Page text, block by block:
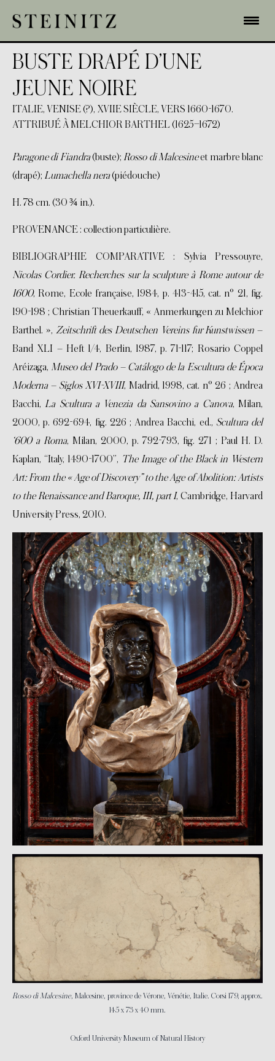
BUSTE DRAPÉ D’UNE
JEUNE NOIRE
ITALIE, VENISE (?), XVIIE SIÈCLE, VERS 1660-1670.
ATTRIBUÉ À MELCHIOR BARTHEL (1625–1672)
Paragone di Fiandra(buste); Rosso di Malcesineet marbre blanc
(drapé); Lumachella nera(piédouche)
H. 78 cm. (30 ¾ in.).
PROVENANCE : collection particulière.
BIBLIOGRAPHIE COMPARATIVE : Sylvia Pressouyre,
Nicolas Cordier. Recherches sur la sculpture à Rome autour de
1600, Rome, Ecole française, 1984, p. 413-415, cat. n° 21, fig.
190-198 ; Christian Theuerkauff, « Anmerkungen zu Melchior
Barthel. », Zeitschrift des Deutschen Vereins fur Kunstwissen –
Band XLI – Heft 1/4, Berlin, 1987, p. 71-117; Rosario Coppel
Aréizaga, Museo del Prado – Catálogo de la Escultura de Época
Moderna – Siglos XVI-XVIII, Madrid, 1998, cat. n° 26 ; Andrea
Bacchi, La Scultura a Venezia da Sansovino a Canova, Milan,
2000, p. 692-694, fig. 226 ; Andrea Bacchi, ed., Scultura del
‘600 a Roma, Milan, 2000, p. 792-793, fig. 271 ; Paul H. D.
Kaplan, “Italy, 1490-1700”, The Image of the Black in Western
Art: From the « Age of Discovery” to the Age of Abolition: Artists
to the Renaissance and Baroque, III, part I, Cambridge, Harvard
University Press, 2010.
Rosso di Malcesine, Malcesine, province de Vérone, Vénétie, Italie. Corsi 179, approx.
145 x 73 x 40 mm.
Oxford University Museum of Natural History